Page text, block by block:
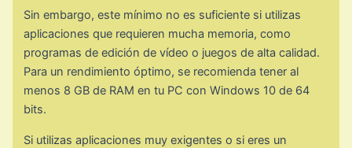
Sin embargo, este mínimo no es suficiente si utilizas
aplicaciones que requieren mucha memoria, como
programas de edición de vídeo o juegos de alta calidad.
Para un rendimiento óptimo, se recomienda tener al
menos 8 GB de RAM en tu PC con Windows 10 de 64
bits.
Si utilizas aplicaciones muy exigentes o si eres un